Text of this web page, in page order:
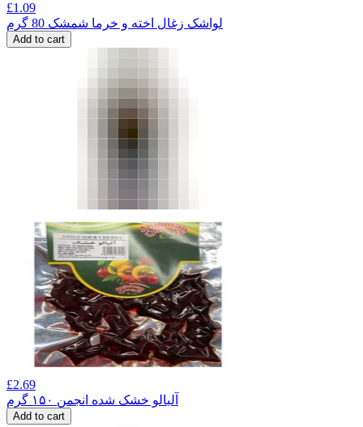
£1.09
لواشک زغال اخته و خرما شمشک 80 گرم
Add to cart
£2.69
آلبالو خشک شده انجمن ۱۵۰ گرم
Add to cart